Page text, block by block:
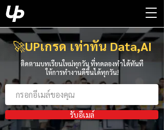
🚀UPเกรด เท่าทัน Data,AI
ติดตามบทเรียนใหม่ทุกวัน ที่ทดลองทำได้ทันที
ให้การทำงานดีขึ้นได้ทุกวัน!
รับอีเมล์